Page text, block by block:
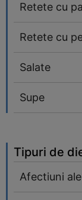
Retete cu
Retete cu
Salate
Supe
Tipuri de
Afectiuni